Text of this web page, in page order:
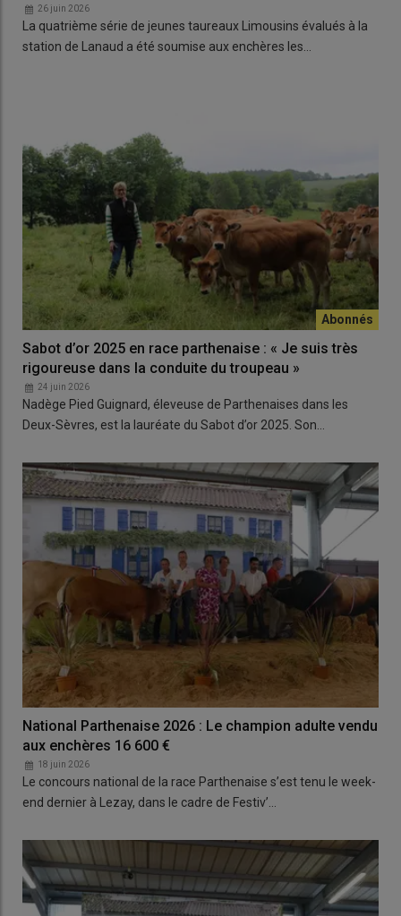
26 juin 2026
La quatrième série de jeunes taureaux Limousins évalués à la
station de Lanaud a été soumise aux enchères les…
Sabot d’or 2025 en race parthenaise : « Je suis très
rigoureuse dans la conduite du troupeau »
24 juin 2026
Nadège Pied Guignard, éleveuse de Parthenaises dans les
Deux-Sèvres, est la lauréate du Sabot d’or 2025. Son…
National Parthenaise 2026 : Le champion adulte vendu
aux enchères 16 600 €
18 juin 2026
Le concours national de la race Parthenaise s’est tenu le week-
end dernier à Lezay, dans le cadre de Festiv’…